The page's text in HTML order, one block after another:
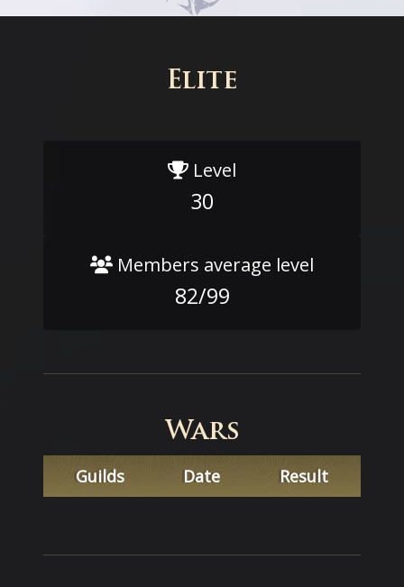
Elite
Level
30
Members average level
82/99
Wars
Guilds Date Result